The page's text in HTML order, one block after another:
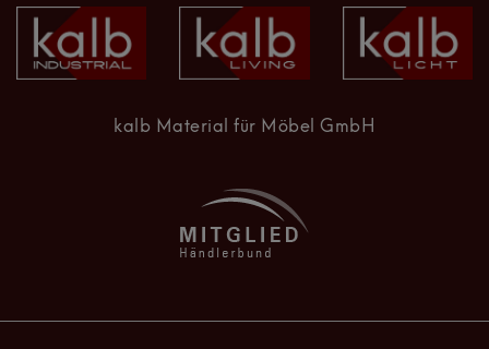
kalb Material für Möbel GmbH